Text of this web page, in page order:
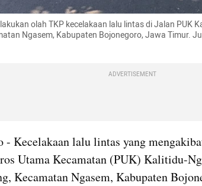
olah TKP kecelakaan lalu lintas di Jalan PUK
Ngasem, Kabupaten Bojonegoro, Jawa Timur.
ADVERTISEMENT
- Kecelakaan lalu lintas yang
Utama Kecamatan (PUK) Kalitidu-
Kecamatan Ngasem, Kabupaten